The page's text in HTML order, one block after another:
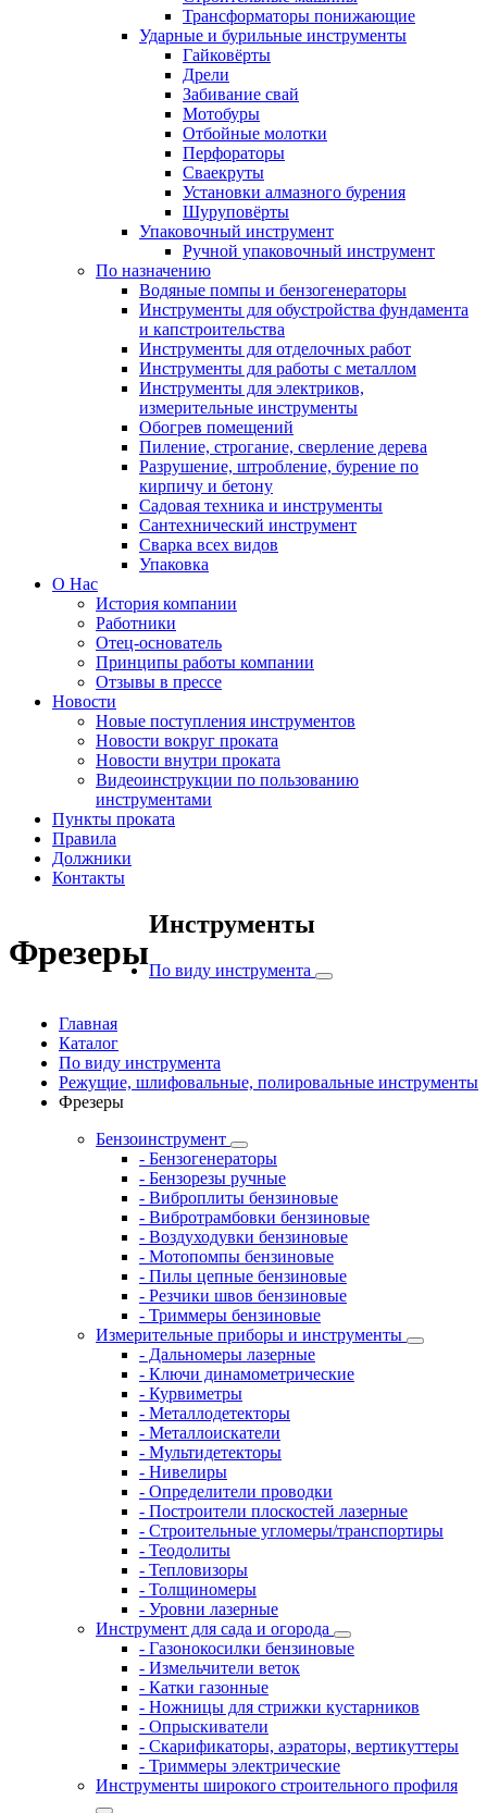
Трансформаторы понижающие
Ударные и бурильные инструменты
Гайковёрты
Дрели
Забивание свай
Мотобуры
Отбойные молотки
Перфораторы
Сваекруты
Установки алмазного бурения
Шуруповёрты
Упаковочный инструмент
Ручной упаковочный инструмент
По назначению
Водяные помпы и бензогенераторы
Инструменты для обустройства фундамента
и капстроительства
Инструменты для отделочных работ
Инструменты для работы с металлом
Инструменты для электриков,
измерительные инструменты
Обогрев помещений
Пиление, строгание, сверление дерева
Разрушение, штробление, бурение по
кирпичу и бетону
Садовая техника и инструменты
Сантехнический инструмент
Сварка всех видов
Упаковка
О Нас
История компании
Работники
Отец-основатель
Принципы работы компании
Отзывы в прессе
Новости
Новые поступления инструментов
Новости вокруг проката
Новости внутри проката
Видеоинструкции по пользованию
инструментами
Пункты проката
Правила
Должники
Контакты
Фрезеры
Главная
Каталог
По виду инструмента
Режущие, шлифовальные, полировальные инструменты
Фрезеры
Инструменты
По виду инструмента
Бензоинструмент
- Бензогенераторы
- Бензорезы ручные
- Виброплиты бензиновые
- Вибротрамбовки бензиновые
- Воздуходувки бензиновые
- Мотопомпы бензиновые
- Пилы цепные бензиновые
- Резчики швов бензиновые
- Триммеры бензиновые
Измерительные приборы и инструменты
- Дальномеры лазерные
- Ключи динамометрические
- Курвиметры
- Металлодетекторы
- Металлоискатели
- Мультидетекторы
- Нивелиры
- Определители проводки
- Построители плоскостей лазерные
- Строительные угломеры/транспортиры
- Теодолиты
- Тепловизоры
- Толщиномеры
- Уровни лазерные
Инструмент для сада и огорода
- Газонокосилки бензиновые
- Измельчители веток
- Катки газонные
- Ножницы для стрижки кустарников
- Опрыскиватели
- Скарификаторы, аэраторы, вертикуттеры
- Триммеры электрические
Инструменты широкого строительного профиля